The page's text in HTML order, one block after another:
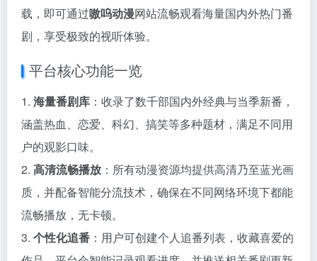
载，即可通过嗷呜动漫网站流畅观看海量国内外热门番
剧，享受极致的视听体验。
平台核心功能一览
1. 海量番剧库 ：收录了数千部国内外经典与当季新番，
涵盖热血、恋爱、科幻、搞笑等多种题材，满足不同用
户的观影口味。
2. 高清流畅播放 ：所有动漫资源均提供高清乃至蓝光画
质，并配备智能分流技术，确保在不同网络环境下都能
流畅播放，无卡顿。
3. 个性化追番 ：用户可创建个人追番列表，收藏喜爱的